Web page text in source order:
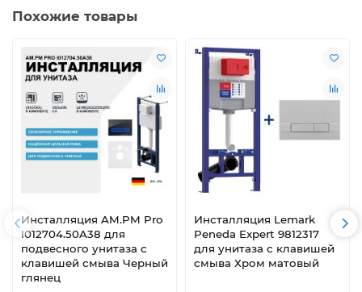
Похожие товары
Инсталляция AM.PM Pro
I012704.50A38 для
подвесного унитаза с
клавишей смыва Черный
глянец
Инсталляция Lemark
Peneda Expert 9812317
для унитаза с клавишей
смыва Хром матовый